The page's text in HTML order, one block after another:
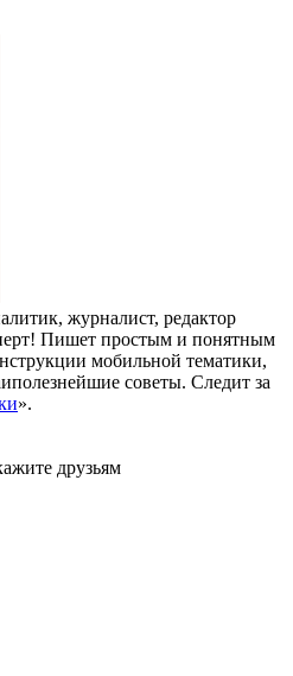
журналист, редактор
Пишет простым и понятным
мобильной тематики,
советы. Следит за
».
друзьям